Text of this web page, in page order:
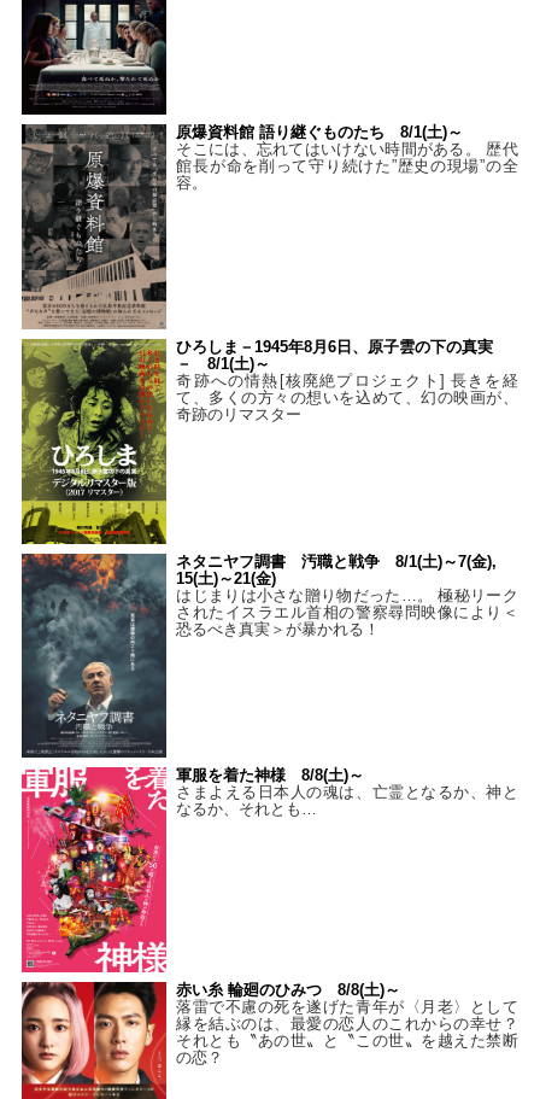
原爆資料館 語り継ぐものたち 8/1(土)～
そこには、忘れてはいけない時間がある。 歴代
館長が命を削って守り続けた”歴史の現場”の全
容。
ひろしま－1945年8月6日、原子雲の下の真実
－ 8/1(土)～
奇跡への情熱[核廃絶プロジェクト] 長きを経
て、多くの方々の想いを込めて、幻の映画が、
奇跡のリマスター
ネタニヤフ調書 汚職と戦争 8/1(土)～7(金),
15(土)～21(金)
はじまりは小さな贈り物だった…。 極秘リーク
されたイスラエル首相の警察尋問映像により＜
恐るべき真実＞が暴かれる！
軍服を着た神様 8/8(土)～
さまよえる日本人の魂は、亡霊となるか、神と
なるか、それとも…
赤い糸 輪廻のひみつ 8/8(土)～
落雷で不慮の死を遂げた青年が〈月老〉として
縁を結ぶのは、最愛の恋人のこれからの幸せ？
それとも〝あの世〟と〝この世〟を越えた禁断
の恋？